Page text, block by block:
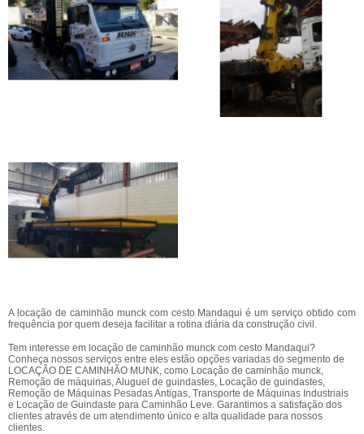
A locação de caminhão munck com cesto Mandaqui é um serviço obtido com
frequência por quem deseja facilitar a rotina diária da construção civil.
Tem interesse em locação de caminhão munck com cesto Mandaqui?
Conheça nossos serviços entre eles estão opções variadas do segmento de
LOCAÇÃO DE CAMINHÃO MUNK, como Locação de caminhão munck,
Remoção de máquinas, Aluguel de guindastes, Locação de guindastes,
Remoção de Máquinas Pesadas Antigas, Transporte de Máquinas Industriais
e Locação de Guindaste para Caminhão Leve. Garantimos a satisfação dos
clientes através de um atendimento único e alta qualidade para nossos
clientes.